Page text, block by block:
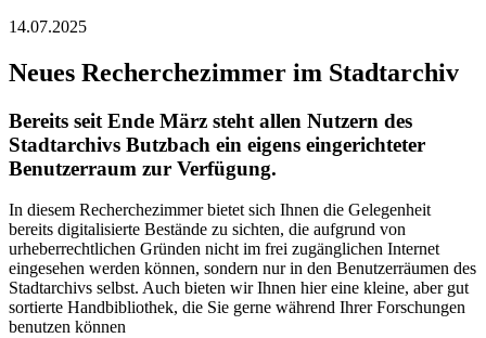
14.07.2025
Neues Recherchezimmer im Stadtarchiv
Bereits seit Ende März steht allen Nutzern des
Stadtarchivs Butzbach ein eigens eingerichteter
Benutzerraum zur Verfügung.
In diesem Recherchezimmer bietet sich Ihnen die Gelegenheit
bereits digitalisierte Bestände zu sichten, die aufgrund von
urheberrechtlichen Gründen nicht im frei zugänglichen Internet
eingesehen werden können, sondern nur in den Benutzerräumen des
Stadtarchivs selbst. Auch bieten wir Ihnen hier eine kleine, aber gut
sortierte Handbibliothek, die Sie gerne während Ihrer Forschungen
benutzen können